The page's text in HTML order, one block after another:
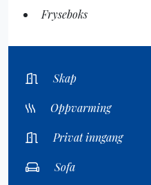
Fryseboks
Skap
Oppvarming
Privat inngang
Sofa